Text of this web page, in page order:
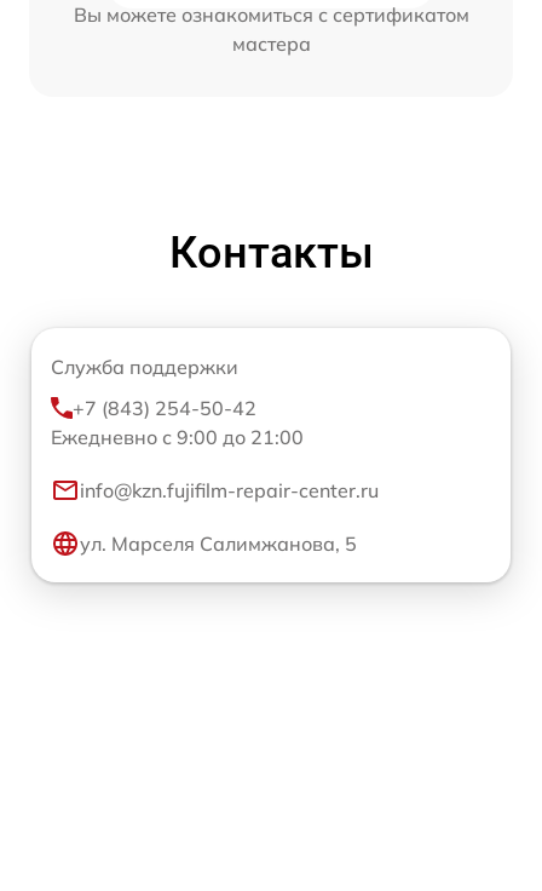
Вы можете ознакомиться с сертификатом
мастера
Контакты
Служба поддержки
+7 (843) 254-50-42
Ежедневно с 9:00 до 21:00
info@kzn.fujifilm-repair-center.ru
ул. Марселя Салимжанова, 5